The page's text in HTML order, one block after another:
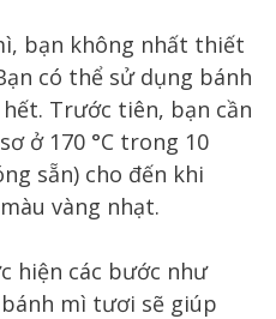
bạn không nhất thiết
có thể sử dụng bánh
Trước tiên, bạn cần
ở 170 °C trong 10
sẵn) cho đến khi
vàng nhạt.
hiện các bước như
mì tươi sẽ giúp